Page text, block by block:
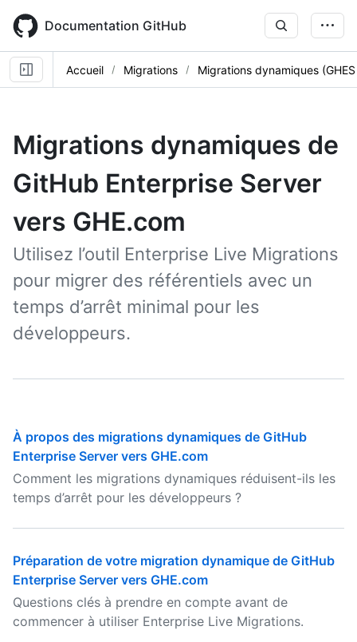
main
content
Documentation GitHub
Accueil Migrations Migrations dynamiques
Migrations dynamiques de
GitHub Enterprise Server
vers GHE.com
Utilisez l’outil Enterprise Live Migrations
pour migrer des référentiels avec un
temps d’arrêt minimal pour les
développeurs.
À propos des migrations dynamiques de GitHub
Enterprise Server vers GHE.com
Comment les migrations dynamiques réduisent-ils les
temps d’arrêt pour les développeurs ?
Préparation de votre migration dynamique de GitHub
Enterprise Server vers GHE.com
Questions clés à prendre en compte avant de
commencer à utiliser Enterprise Live Migrations.